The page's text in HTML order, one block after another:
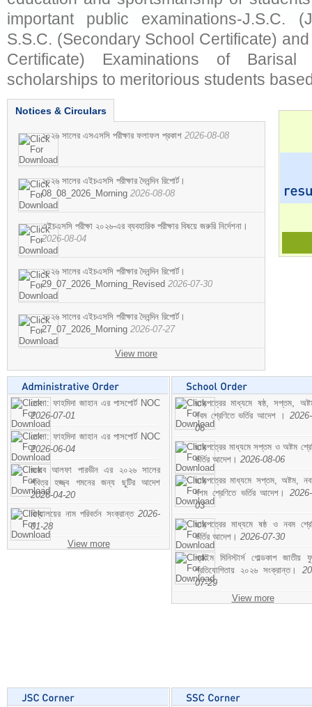
important public examinations-J.S.C.
S.S.C. (Secondary School Certificate)
Certificate) Examinations of
scholarships to meritorious students
Notices & Circulars
২০২৬ সালের এসএসসি পরীক্ষার ফলাফল প্রকাশ 2026-08-08
২০২৬ সালের এইচএসসি পরীক্ষার দৈনন্দিন রিপোর্ট।
08_08_2026_Morning 2026-08-08
এইচএসসি পরীক্ষা ২০২৬-এর ব্যবহারিক পরীক্ষার বিষয়ে জরুরি নির্দেশনা।
2026-08-04
২০২৬ সালের এইচএসসি পরীক্ষার দৈনন্দিন রিপোর্ট।
29_07_2026_Morning_Revised 2026-07-30
২০২৬ সালের এইচএসসি পরীক্ষার দৈনন্দিন রিপোর্ট।
27_07_2026_Morning 2026-07-27
View more
মোসা: ফাহমিদা জাহান এর পাসপোর্ট NOC
2026-07-01
মোসা: ফাহমিদা জাহান এর পাসপোর্ট NOC
2026-06-04
জনাব আলফা পারভীন এর ২০২৬ সালের
পবিত্র হজ্জ্ব গমনের জন্য ছুটির আদেশ
2026-04-20
বিদ্যালয়ের নাম পরিবর্তন সংক্রান্ত 2026-
01-28
View more
ছাড়পত্রের মাধ্যমে ষষ্ঠ, সপ্তম,
নবম শ্রেণিতে ভর্তির আদেশ ।
06
ছাড়পত্রের মাধ্যমে সপ্তম ও অষ্টম
ভর্তির আদেশ। 2026-08-06
ছাড়পত্রের মাধ্যমে সপ্তম, অষ্টম,
দশম শ্রেণিতে ভর্তির আদেশ।
03
ছাড়পত্রের মাধ্যমে ষষ্ঠ ও নবম
ভর্তির আদেশ। 2026-07-30
প্রাইম মিনিস্টার্স গোল্ডকাপ জাতীয়
প্রতিযোগিতায় ২০২৬ সংক্রান্ত।
07-29
View more